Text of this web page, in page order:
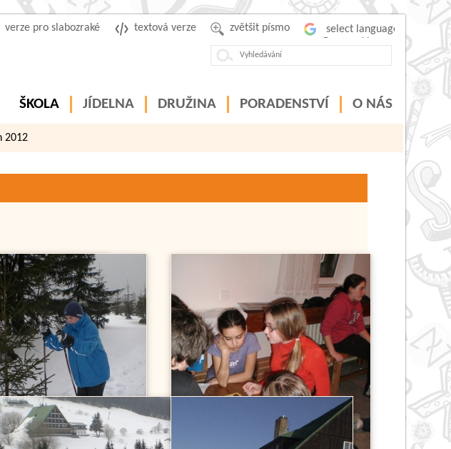
zvětšit písmo
textová verze
verze pro slabozraké
ŠKOLA JÍDELNA DRUŽINA PORADENSTVÍ O NÁS
2012